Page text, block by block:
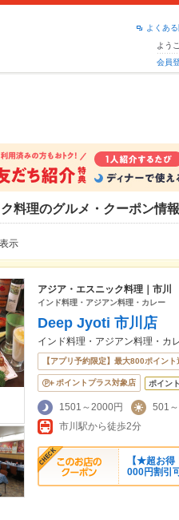
よくあ
よう
会員
料理のグルメ・クーポン情報
示
アジア・エスニック料理｜市川
インド料理・アジアン料理・カレー
Deep Jyoti 市川店
インド料理・アジアン料理・カ
【アプリ予約限定】最大800ポイン
ポイントプラス対象店 ポイン
1501～2000円
501
市川駅から徒歩2分
【★超お
000円割引